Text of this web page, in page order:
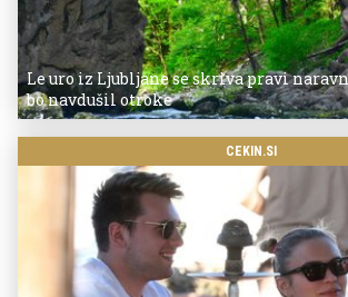
Le uro iz Ljubljane se skriva pravi
bo navdušil otroke
CEKIN.SI